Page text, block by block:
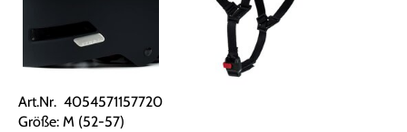
Art.Nr. 4054571157720
Größe: M (52-57)